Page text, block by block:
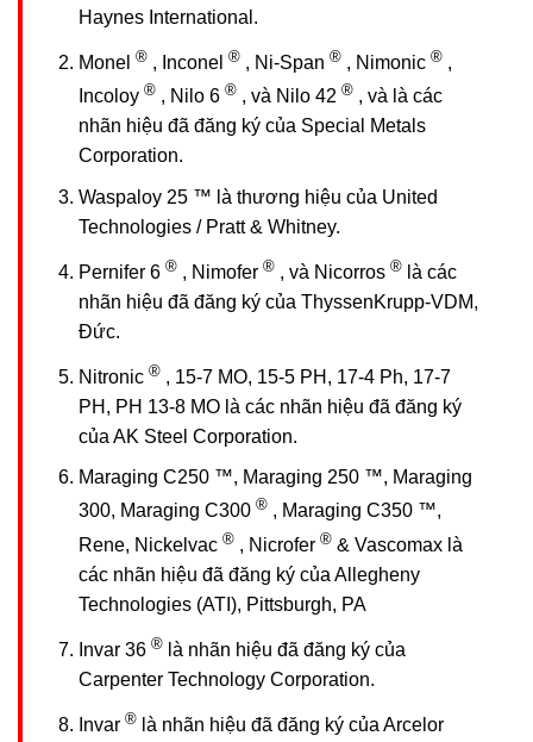
Haynes International.
Monel ®, Inconel ®, Ni-Span ®, Nimonic ®,
Incoloy ®, Nilo 6 ®, và Nilo 42 ®, và là các
nhãn hiệu đã đăng ký của Special Metals
Corporation.
Waspaloy 25 ™ là thương hiệu của United
Technologies / Pratt & Whitney.
Pernifer 6 ®, Nimofer ®, và Nicorros ®là các
nhãn hiệu đã đăng ký của ThyssenKrupp-VDM,
Đức.
Nitronic ®, 15-7 MO, 15-5 PH, 17-4 Ph, 17-7
PH, PH 13-8 MO là các nhãn hiệu đã đăng ký
của AK Steel Corporation.
Maraging C250 ™, Maraging 250 ™, Maraging
300, Maraging C300 ®, Maraging C350 ™,
Rene, Nickelvac ®, Nicrofer ®& Vascomax là
các nhãn hiệu đã đăng ký của Allegheny
Technologies (ATI), Pittsburgh, PA
Invar 36 ®là nhãn hiệu đã đăng ký của
Carpenter Technology Corporation.
Invar ®là nhãn hiệu đã đăng ký của Arcelor